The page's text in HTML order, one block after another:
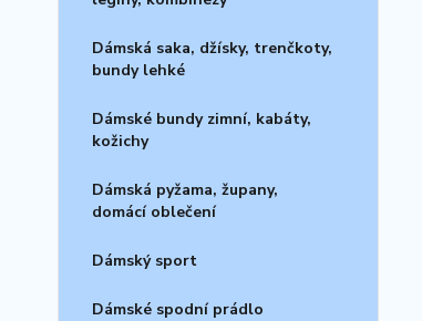
Dámská saka, džísky, trenčkoty,
bundy lehké
Dámské bundy zimní, kabáty,
kožichy
Dámská pyžama, župany,
domácí oblečení
Dámský sport
Dámské spodní prádlo